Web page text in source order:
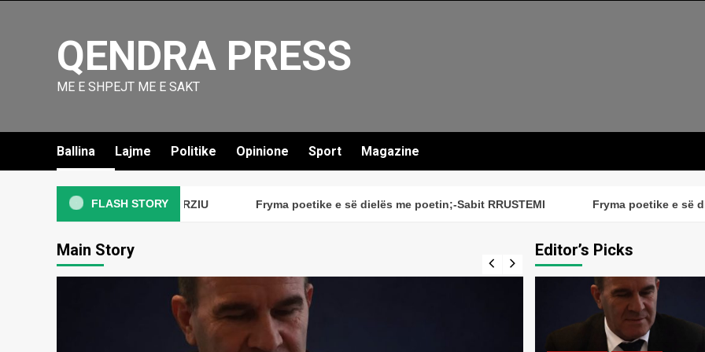
QENDRA PRESS
ME E SHPEJT ME E SAKT
Ballina Lajme Politike Opinione Sport Magazine
FLASH STORY
dielës me poetin;-Fatmir TERZIU Fryma poetike e së dielës me poetin;-Sabit RRUSTEMI Fryma poetike e së
Main Story Editor’s Picks